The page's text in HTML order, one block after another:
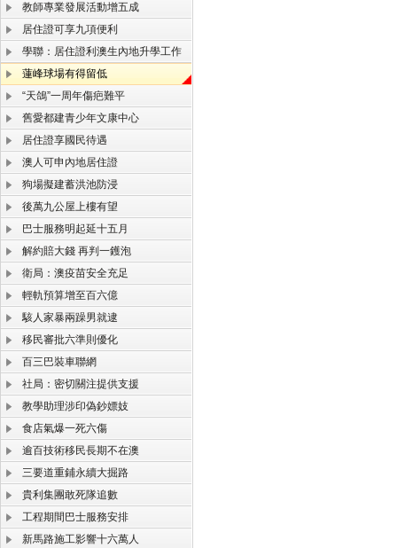
教師專業發展活動增五成
居住證可享九項便利
學聯：居住證利澳生內地升學工作
蓮峰球場有得留低
“天鴿”一周年傷疤難平
舊愛都建青少年文康中心
居住證享國民待遇
澳人可申內地居住證
狗場擬建蓄洪池防浸
後萬九公屋上樓有望
巴士服務明起延十五月
解約賠大錢 再判一鑊泡
衛局：澳疫苗安全充足
輕軌預算增至百六億
駭人家暴兩躁男就逮
移民審批六準則優化
百三巴裝車聯網
社局：密切關注提供支援
教學助理涉印偽鈔嫖妓
食店氣爆一死六傷
逾百技術移民長期不在澳
三要道重鋪永續大掘路
貴利集團敢死隊追數
工程期間巴士服務安排
新馬路施工影響十六萬人